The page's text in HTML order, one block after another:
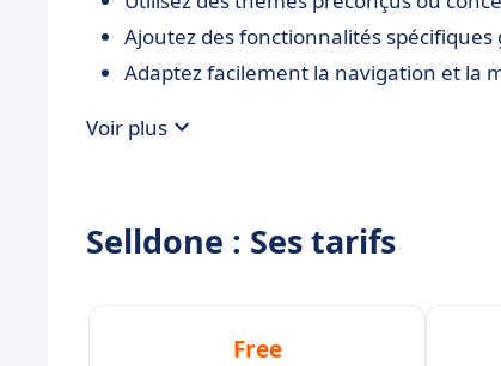
Ajoutez des fonctionnalités
Adaptez facilement la navigation et la
Voir plus
Selldone : Ses tarifs
Free